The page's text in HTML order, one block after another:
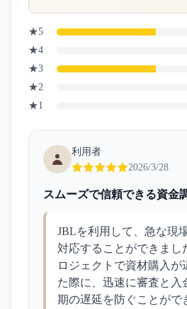
★5
★4
★3
★2
★1
利用者
2026/3/28
スムーズで信頼できる資金
JBLを利用して、急な現
対応することができまし
ロジェクトで資材購入が
た際に、迅速に審査と入
期の遅延を防ぐことがで